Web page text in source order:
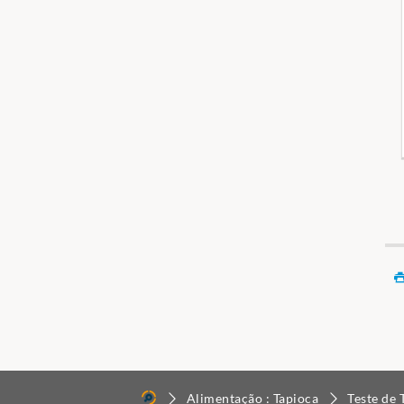
Alimentação : Tapioca Teste de